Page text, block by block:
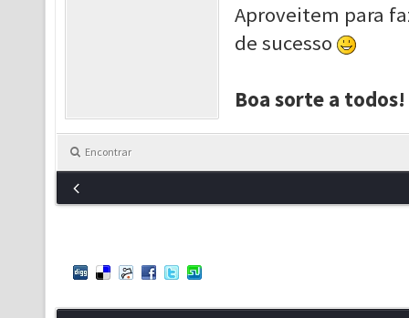
Aproveitem para
de sucesso
Boa sorte a todos!
Encontrar